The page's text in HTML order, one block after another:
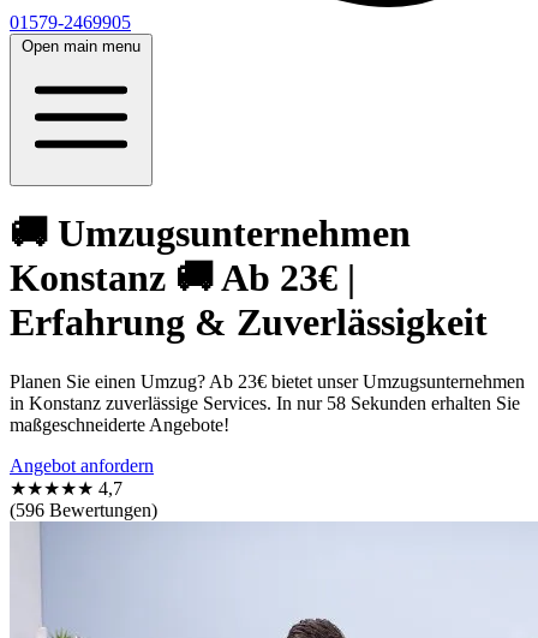
01579-2469905
Open main menu
🚚 Umzugsunternehmen
Konstanz 🚚 Ab 23€ |
Erfahrung & Zuverlässigkeit
Planen Sie einen Umzug? Ab 23€ bietet unser Umzugsunternehmen
in Konstanz zuverlässige Services. In nur 58 Sekunden erhalten Sie
maßgeschneiderte Angebote!
Angebot anfordern
★★★★★ 4,7
(596 Bewertungen)